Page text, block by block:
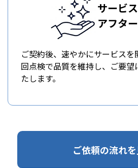
サービ
アフタ
ご契約後、速やかにサービス
回点検で品質を維持し、ご要望
たします。
ご依頼の流れ